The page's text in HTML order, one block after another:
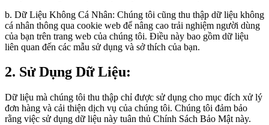
b. Dữ Liệu Không Cá Nhân: Chúng tôi cũng thu thập dữ liệu không
cá nhân thông qua cookie web để nâng cao trải nghiệm người dùng
của bạn trên trang web của chúng tôi. Điều này bao gồm dữ liệu
liên quan đến các mẫu sử dụng và sở thích của bạn.
2. Sử Dụng Dữ Liệu:
Dữ liệu mà chúng tôi thu thập chỉ được sử dụng cho mục đích xử lý
đơn hàng và cải thiện dịch vụ của chúng tôi. Chúng tôi đảm bảo
rằng việc sử dụng dữ liệu này tuân thủ Chính Sách Bảo Mật này.